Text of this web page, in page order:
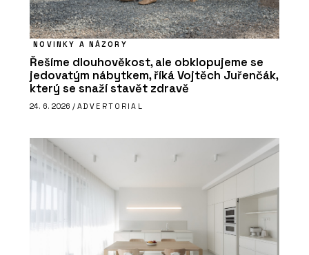
NOVINKY A NÁZORY
Řešíme dlouhověkost, ale obklopujeme se
jedovatým nábytkem, říká Vojtěch Juřenčák,
který se snaží stavět zdravě
24. 6. 2026 / ADVERTORIAL